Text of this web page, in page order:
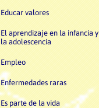
Educar valores
El aprendizaje en la infancia y
la adolescencia
Empleo
Enfermedades raras
Es parte de la vida